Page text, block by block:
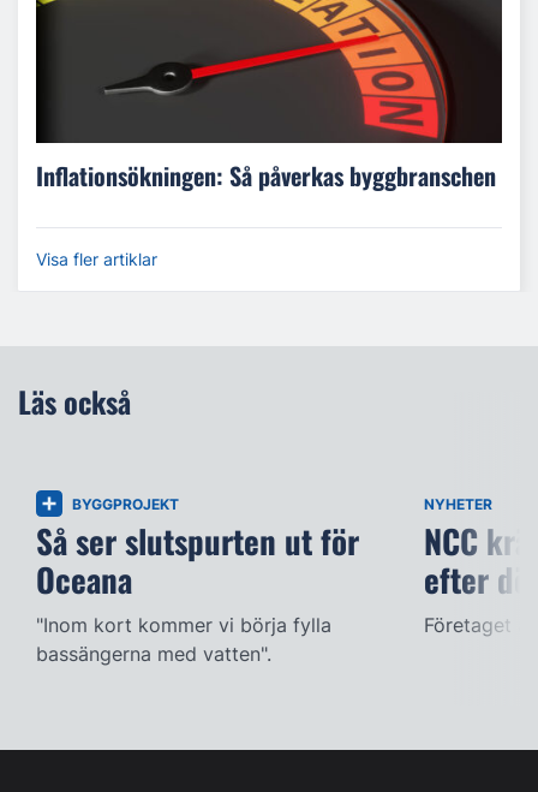
Inflationsökningen: Så påverkas byggbranschen
Visa fler artiklar
Läs också
BYGGPROJEKT
Så ser slutspurten ut för
Oceana
"Inom kort kommer vi börja fylla
bassängerna med vatten".
NYHETER
NCC
efter
Företaget